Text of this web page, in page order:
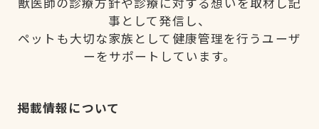
事として発信し、
ペットも大切な家族として健康管理を行うユーザ
ーをサポートしています。
掲載情報について